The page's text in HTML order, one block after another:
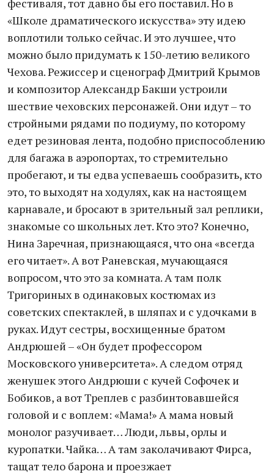
фестиваля, тот давно бы его поставил. Но в
«Школе драматического искусства» эту идею
воплотили только сейчас. И это лучшее, что
можно было придумать к 150-летию великого
Чехова. Режиссер и сценограф Дмитрий Крымов
и композитор Александр Бакши устроили
шествие чеховских персонажей. Они идут – то
стройными рядами по подиуму, по которому
едет резиновая лента, подобно приспособлению
для багажа в аэропортах, то стремительно
пробегают, и ты едва успеваешь сообразить, кто
это, то выходят на ходулях, как на настоящем
карнавале, и бросают в зрительный зал реплики,
знакомые со школьных лет. Кто это? Конечно,
Нина Заречная, признающаяся, что она «всегда
его читает». А вот Раневская, мучающаяся
вопросом, что это за комната. А там полк
Тригориных в одинаковых костюмах из
советских спектаклей, в шляпах и с удочками в
руках. Идут сестры, восхищенные братом
Андрюшей – «Он будет профессором
Московского университета». А следом отряд
женушек этого Андрюши с кучей Софочек и
Бобиков, а вот Треплев с разбинтовавшейся
головой и с воплем: «Мама!» А мама новый
монолог разучивает… Люди, львы, орлы и
куропатки. Чайка… А там заколачивают Фирса,
тащат тело барона и проезжает